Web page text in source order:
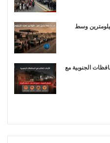
وسط
الجنوبية مع